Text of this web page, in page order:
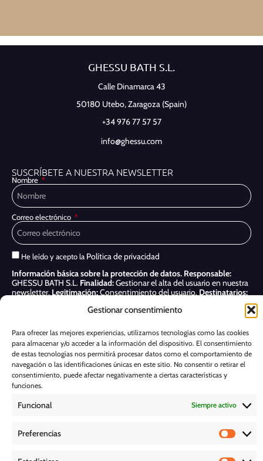
Gestionar consentimiento
Para ofrecer las mejores experiencias, utilizamos tecnologías como las cookies
para almacenar y/o acceder a la información del dispositivo. El consentimiento
de estas tecnologías nos permitirá procesar datos como el comportamiento de
navegación o las identificaciones únicas en este sitio. No consentir o retirar el
consentimiento, puede afectar negativamente a ciertas características y
funciones.
Funcional Siempre activo
Preferencias
GHESSU BATH S.L.
Calle Dinamarca 43
50180 Utebo,Zaragoza (Spain)
+34 976 77 57 57
info@ghessu.com
SUSCRÍBETE A NUESTRA NEWSLETTER
Nombre
Correo electrónico
He leído y acepto la Política de privacidad
Información básica sobre la protección de datos. Responsable:
GHESSU BATH S.L. Finalidad:Gestionar el alta del usuario en nuestra
newsletter. Legitimación:Consentimiento del usuario. Destinatarios:
Acceder, rectificar y suprimir, así como otros derechos, como se indica
Suscribirme
POLÍTICA DE COOKIES